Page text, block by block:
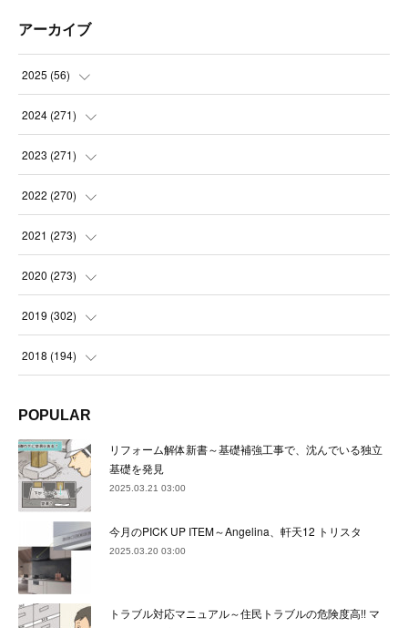
アーカイブ
2025 (56)
(14
(21
(21
2024 (271)
(21
(22
(23
(22
(24)
22)
(22)
(22)
(25
2023 (271)
(22
(23
(23
(21
(23 )
(24
(21
(24)
(21
( 23)
2022 (270)
(23
(23
(22
(23
(22 )
(23
(23
(22)
(24
( 21)
2021 (273)
(24
(23
(22
(23)
(23
(22)
(23
( 24)
2020 (273)
(24
(22
(22)
(24
(24)
(23
( 21)
2019 (302)
(23
(22)
(21)
(27)
(22
33)
2018 (194)
(17)
(32)
(36)
(30
34)
POPULAR
リフォーム解体新書～基礎補強工事で、沈んでいる独立
基礎を発見
2025.03.21 03:00
今月のPICK UP ITEM～Angelina、軒天12 トリスタ
2025.03.20 03:00
トラブル対応マニュアル～住民トラブルの危険度高!! マ